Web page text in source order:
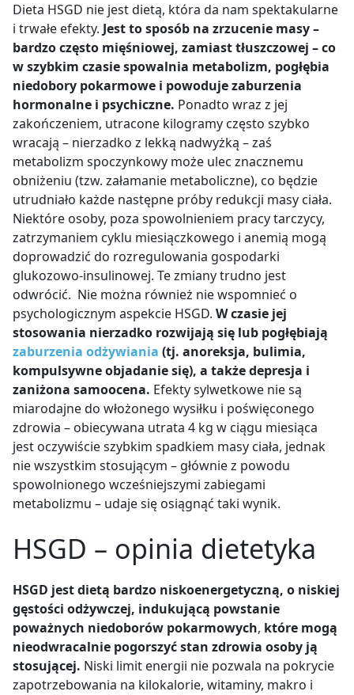
Dieta HSGD nie jest dietą, która da nam spektakularne
i trwałe efekty. Jest to sposób na zrzucenie masy –
bardzo często mięśniowej, zamiast tłuszczowej – co
w szybkim czasiespowalnia metabolizm, pogłębia
niedobory pokarmowe i powoduje zaburzenia
hormonalne i psychiczne. Ponadto wraz z jej
zakończeniem, utracone kilogramy często szybko
wracają – nierzadko z lekką nadwyżką – zaś
metabolizm spoczynkowy może ulec znacznemu
obniżeniu (tzw. załamanie metaboliczne), co będzie
utrudniało każde następne próby redukcji masy ciała.
Niektóre osoby, poza spowolnieniem pracy tarczycy,
zatrzymaniem cyklu miesiączkowego i anemią mogą
doprowadzić do rozregulowania gospodarki
glukozowo-insulinowej. Te zmiany trudno jest
odwrócić. Nie można również nie wspomnieć o
psychologicznym aspekcie HSGD. W czasie jej
stosowania nierzadko rozwijają się lub pogłębiają
zaburzenia odżywiania (tj. anoreksja, bulimia,
kompulsywne objadanie się), a także depresja i
zaniżona samoocena. Efekty sylwetkowe nie są
miarodajne do włożonego wysiłku i poświęconego
zdrowia – obiecywana utrata 4 kg w ciągu miesiąca
jest oczywiście szybkim spadkiem masy ciała, jednak
nie wszystkim stosującym – głównie z powodu
spowolnionego wcześniejszymi zabiegami
metabolizmu – udaje się osiągnąć taki wynik.
HSGD – opinia dietetyka
HSGD jest dietą bardzo niskoenergetyczną, o niskiej
gęstości odżywczej, indukującą powstanie
poważnych niedoborów pokarmowych, które mogą
nieodwracalnie pogorszyć stan zdrowia osoby ją
stosującej. Niski limit energii nie pozwala na pokrycie
zapotrzebowania na kilokalorie, witaminy, makro i